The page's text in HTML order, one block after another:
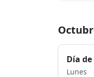
Día
Lunes